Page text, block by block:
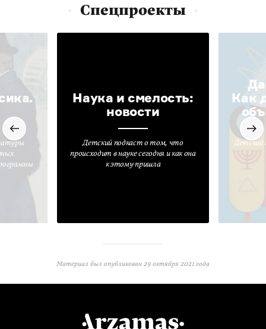
Спецпроекты
Наука и смелость:
новости
Детский подкаст о том, что
происходит в науке сегодня и как она
к этому пришла
Да
Как
Детский
Материал был опубликован 29 октября 2021 года